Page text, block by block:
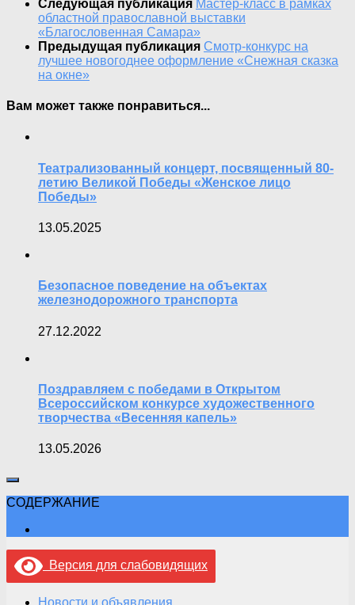
Следующая публикация Мастер-класс в рамках
областной православной выставки
«Благословенная Самара»
Предыдущая публикация Смотр-конкурс на
лучшее новогоднее оформление «Снежная сказка
на окне»
Вам может также понравиться...
Театрализованный концерт, посвященный 80-
летию Великой Победы «Женское лицо
Победы»
13.05.2025
Безопасное поведение на объектах
железнодорожного транспорта
27.12.2022
Поздравляем с победами в Открытом
Всероссийском конкурсе художественного
творчества «Весенняя капель»
13.05.2026
СОДЕРЖАНИЕ
Версия для слабовидящих
Новости и объявления